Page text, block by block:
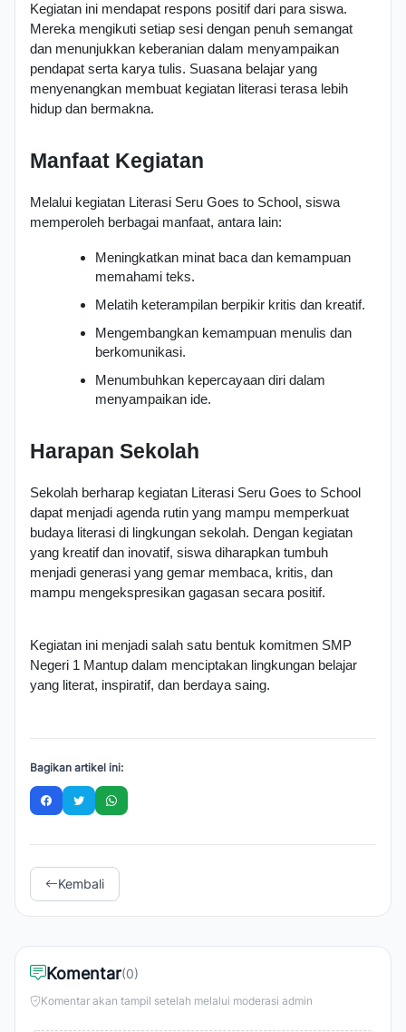
Kegiatan ini mendapat respons positif dari para siswa.
Mereka mengikuti setiap sesi dengan penuh semangat
dan menunjukkan keberanian dalam menyampaikan
pendapat serta karya tulis. Suasana belajar yang
menyenangkan membuat kegiatan literasi terasa lebih
hidup dan bermakna.
Manfaat Kegiatan
Melalui kegiatan Literasi Seru Goes to School, siswa
memperoleh berbagai manfaat, antara lain:
Meningkatkan minat baca dan kemampuan
memahami teks.
Melatih keterampilan berpikir kritis dan kreatif.
Mengembangkan kemampuan menulis dan
berkomunikasi.
Menumbuhkan kepercayaan diri dalam
menyampaikan ide.
Harapan Sekolah
Sekolah berharap kegiatan Literasi Seru Goes to School
dapat menjadi agenda rutin yang mampu memperkuat
budaya literasi di lingkungan sekolah. Dengan kegiatan
yang kreatif dan inovatif, siswa diharapkan tumbuh
menjadi generasi yang gemar membaca, kritis, dan
mampu mengekspresikan gagasan secara positif.
Kegiatan ini menjadi salah satu bentuk komitmen SMP
Negeri 1 Mantup dalam menciptakan lingkungan belajar
yang literat, inspiratif, dan berdaya saing.
Bagikan artikel ini:
Kembali
Komentar(0)
Komentar akan tampil setelah melalui moderasi admin